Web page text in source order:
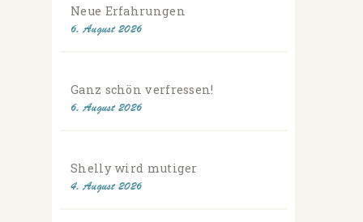
Neue Erfahrungen
6. August 2026
Ganz schön verfressen!
6. August 2026
Shelly wird mutiger
4. August 2026